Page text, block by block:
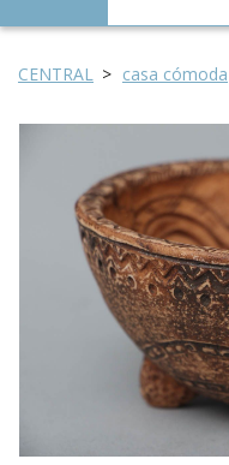
CENTRAL casa cómoda